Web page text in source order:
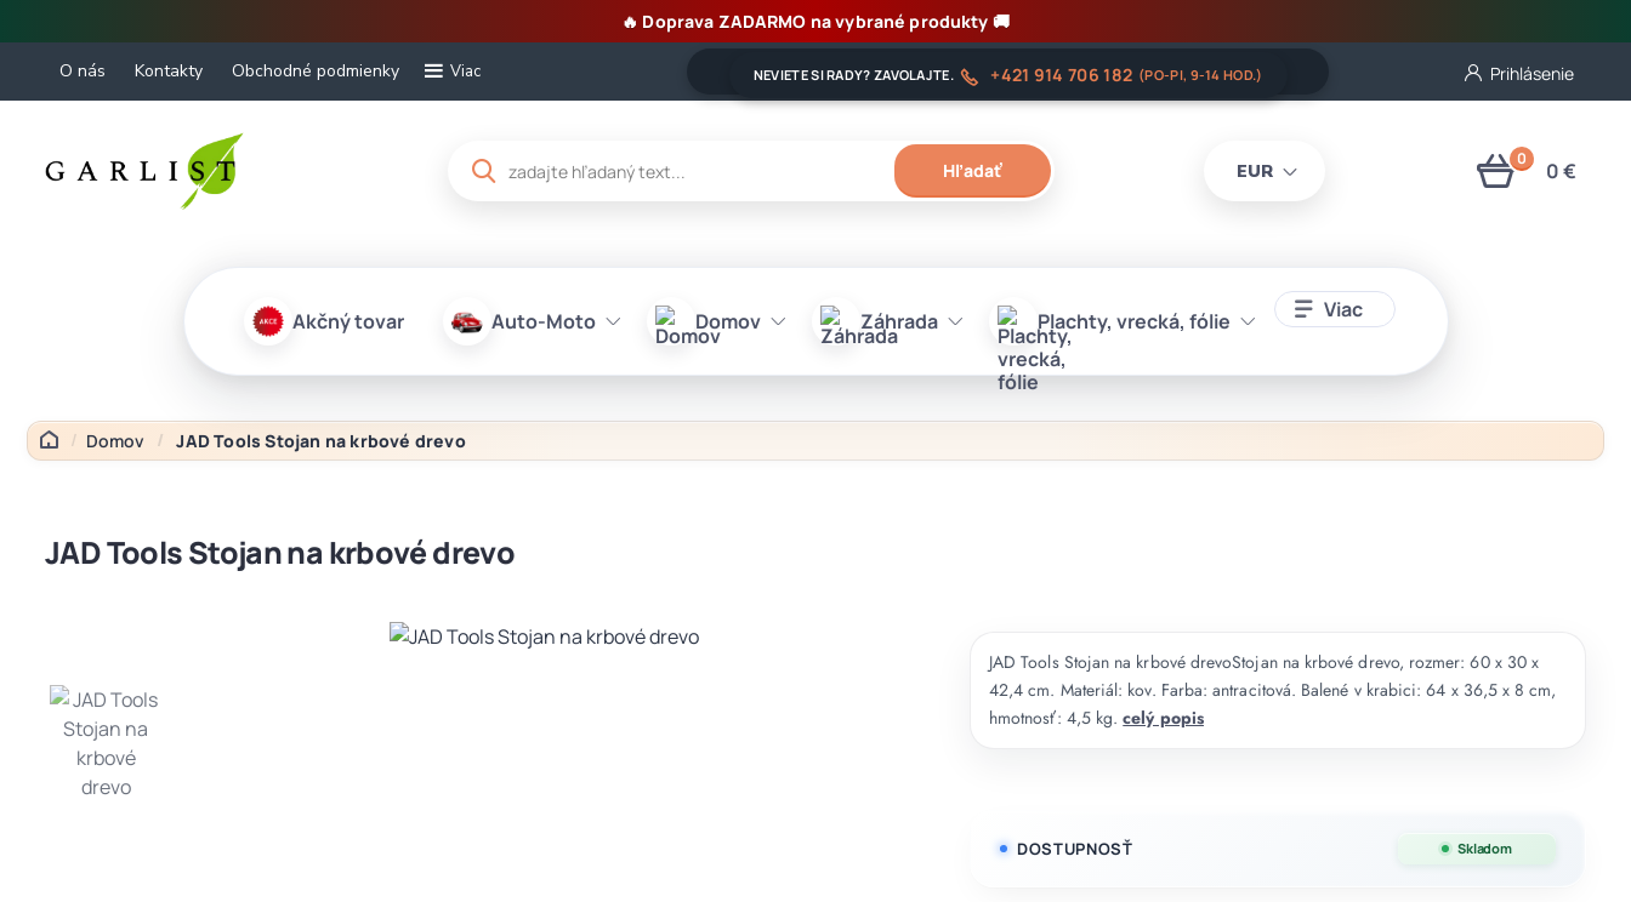
🔥 Doprava ZADARMO na vybrané produkty 🚚
O nás Kontakty Obchodné podmienky Viac
EUR
Prihlásenie
Hľadať
NEVIETE SI RADY? ZAVOLAJTE. +421 914 706 182 (PO-PI, 9-14 HOD.)
0 0 €
Akčný tovar Auto-Moto Domov Záhrada Plachty, vrecká, fólie Viac
Domov JAD Tools Stojan na krbové drevo
JAD Tools Stojan na krbové drevo
JAD Tools Stojan na krbové drevoStojan na krbové drevo, rozmer: 60 x 30 x
42,4 cm. Materiál: kov. Farba: antracitová. Balené v krabici: 64 x 36,5 x 8 cm,
hmotnosť: 4,5 kg.celý popis
DOSTUPNOSŤ Skladom